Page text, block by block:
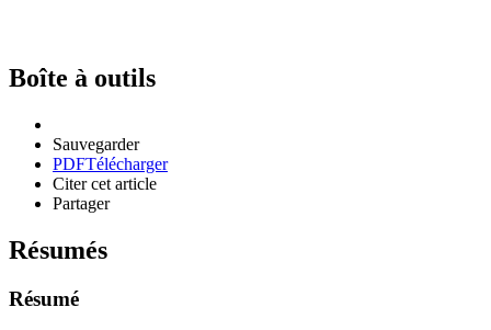
Boîte à outils
Sauvegarder
PDFTélécharger
Citer cet article
Partager
Résumés
Résumé